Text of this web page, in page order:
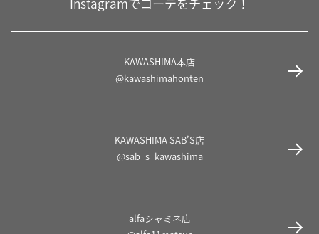
Instagramでコーデをチェック！
KAWASHIMA本店
@kawashimahonten
KAWASHIMA SAB’S店
@sab_s_kawashima
alfaシャミネ店